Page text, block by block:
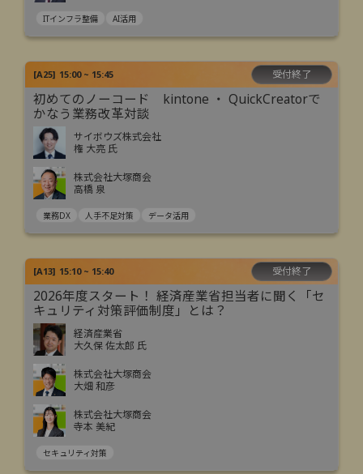
ITインフラ整備 AI活用
[A25] 15:00 ~ 15:45 受付終了
初めてのノーコード kintone ・ QuickCreatorで
かなう業務改革対談
サイボウズ株式会社
権 大亮 氏
株式会社大塚商会
高橋 泉
業務DX 人手不足対策 データ活用
[A13] 15:10 ~ 15:40 受付終了
2026年度スタート！ 経済産業省担当者に聞く「セ
キュリティ対策評価制度」とは？
経済産業省
大久保 佐太郎 氏
株式会社大塚商会
大畑 和彦
株式会社大塚商会
寺本 美紀
セキュリティ対策